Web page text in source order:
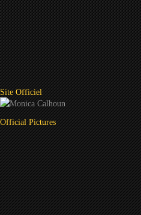
Site Officiel
Official Pictures